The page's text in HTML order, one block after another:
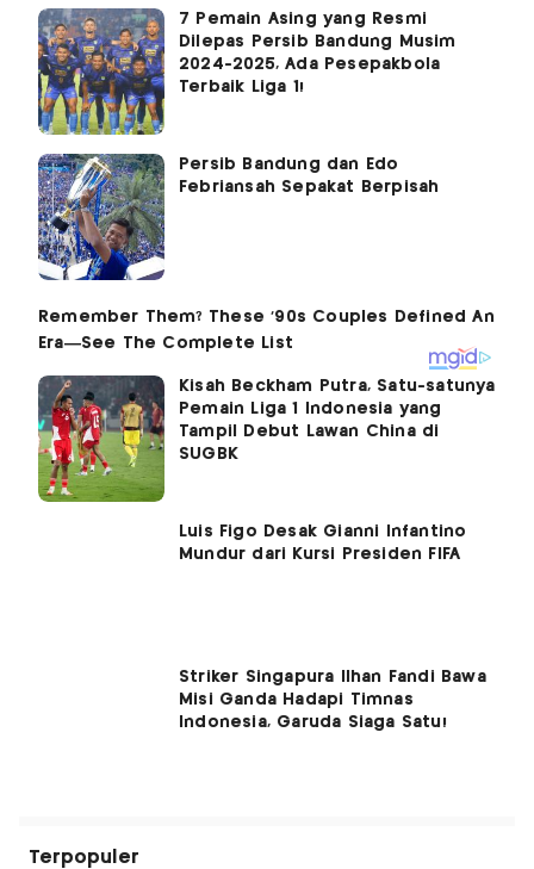
7 Pemain Asing yang Resmi
Dilepas Persib Bandung Musim
2024-2025, Ada Pesepakbola
Terbaik Liga 1!
Persib Bandung dan Edo
Febriansah Sepakat Berpisah
Kisah Beckham Putra, Satu-satunya
Pemain Liga 1 Indonesia yang
Tampil Debut Lawan China di
SUGBK
Luis Figo Desak Gianni Infantino
Mundur dari Kursi Presiden FIFA
Striker Singapura Ilhan Fandi Bawa
Misi Ganda Hadapi Timnas
Indonesia, Garuda Siaga Satu!
Terpopuler